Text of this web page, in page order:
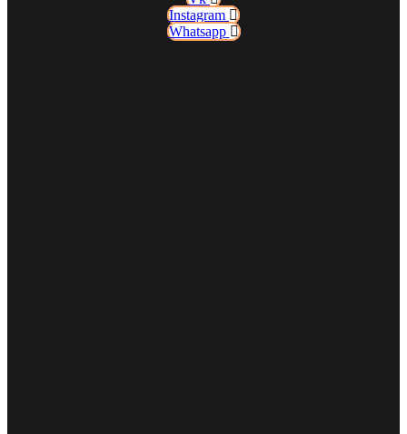
Instagram
Whatsapp